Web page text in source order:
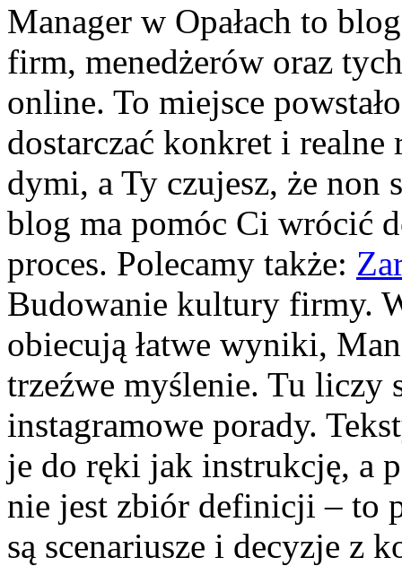
Manager w Opałach to
firm, menedżerów oraz
online. To miejsce
dostarczać konkret i
dymi, a Ty czujesz, że non
blog ma pomóc Ci wrócić
proces. Polecamy także:
Budowanie kultury firmy.
obiecują łatwe wyniki,
trzeźwe myślenie. Tu liczy
instagramowe porady.
je do ręki jak instrukcję, a
nie jest zbiór definicji – to
są scenariusze i decyzje z